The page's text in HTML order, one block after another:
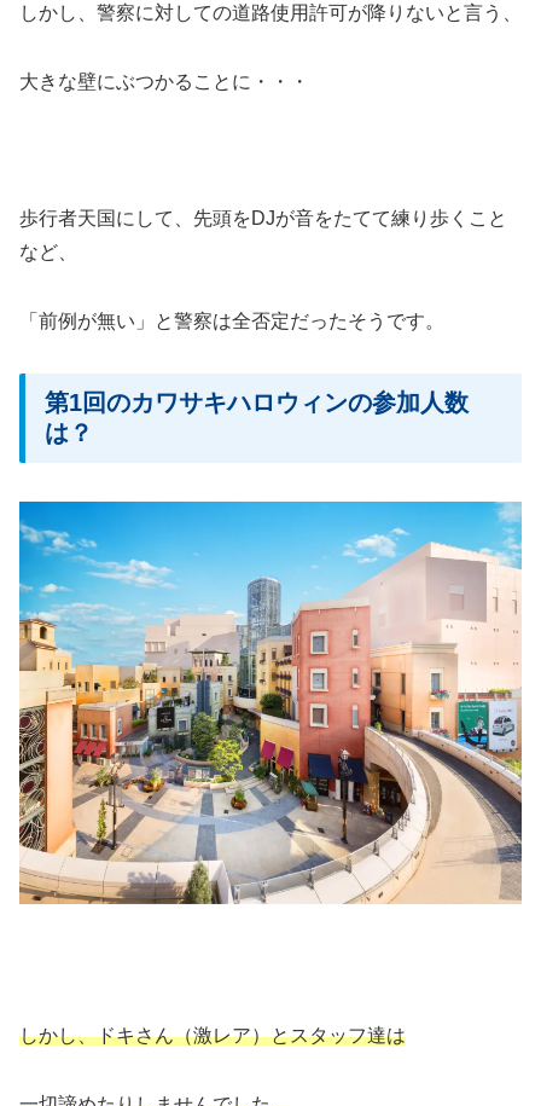
しかし、警察に対しての道路使用許可が降りないと言う、
大きな壁にぶつかることに・・・
歩行者天国にして、先頭をDJが音をたてて練り歩くこと
など、
「前例が無い」と警察は全否定だったそうです。
第1回のカワサキハロウィンの参加人数
は？
しかし、ドキさん（激レア）とスタッフ達は